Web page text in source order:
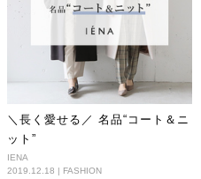
＼長く愛せる／ 名品“コート＆ニ
ット”
IENA
2019.12.18 | FASHION